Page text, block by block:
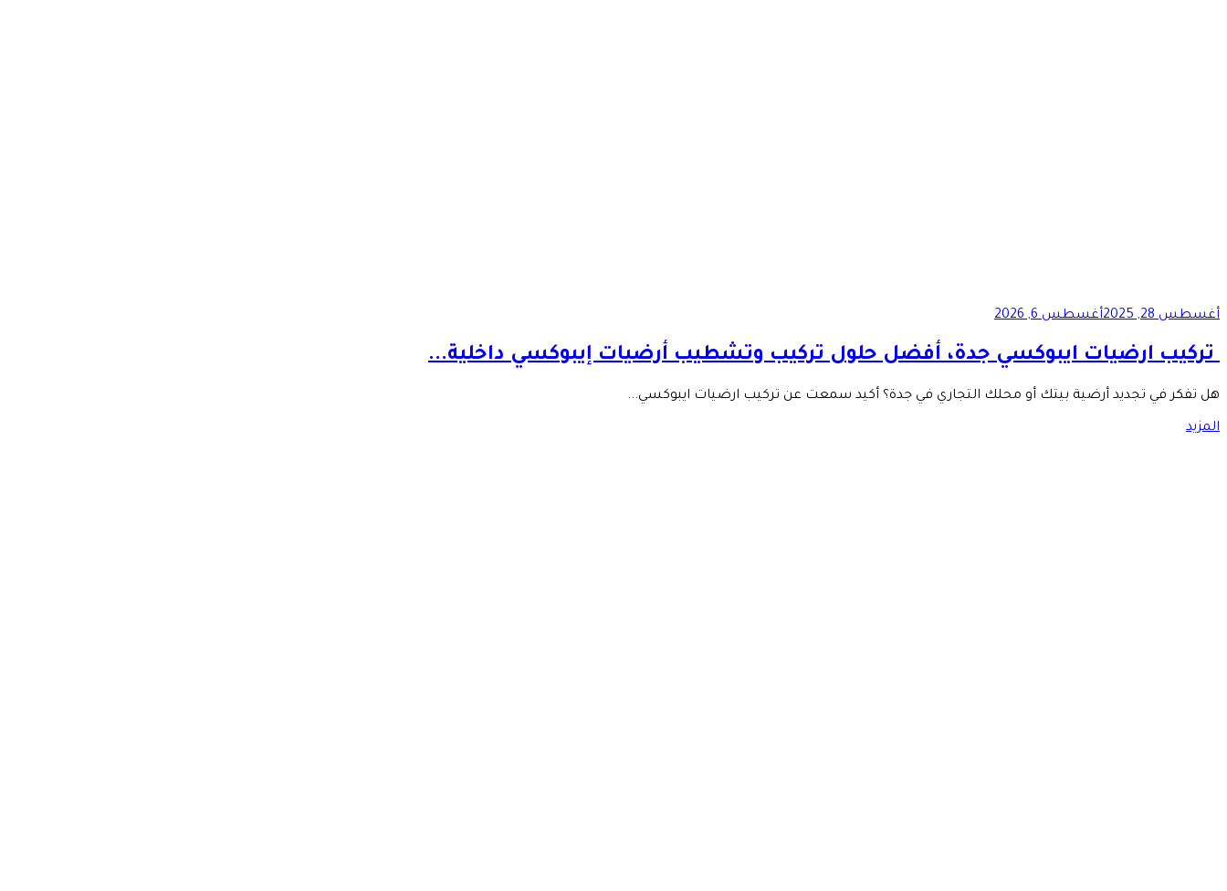
أغسطس 28, 2025 أغسطس 6, 2026
تركيب ارضيات ايبوكسي جدة، أفضل حلول تركيب وتشطيب أرضيات إيبوكسي داخلية...
هل تفكر في تجديد أرضية بيتك أو محلك التجاري في جدة؟ أكيد سمعت عن تركيب ارضيات ايبوكسي...
المزيد